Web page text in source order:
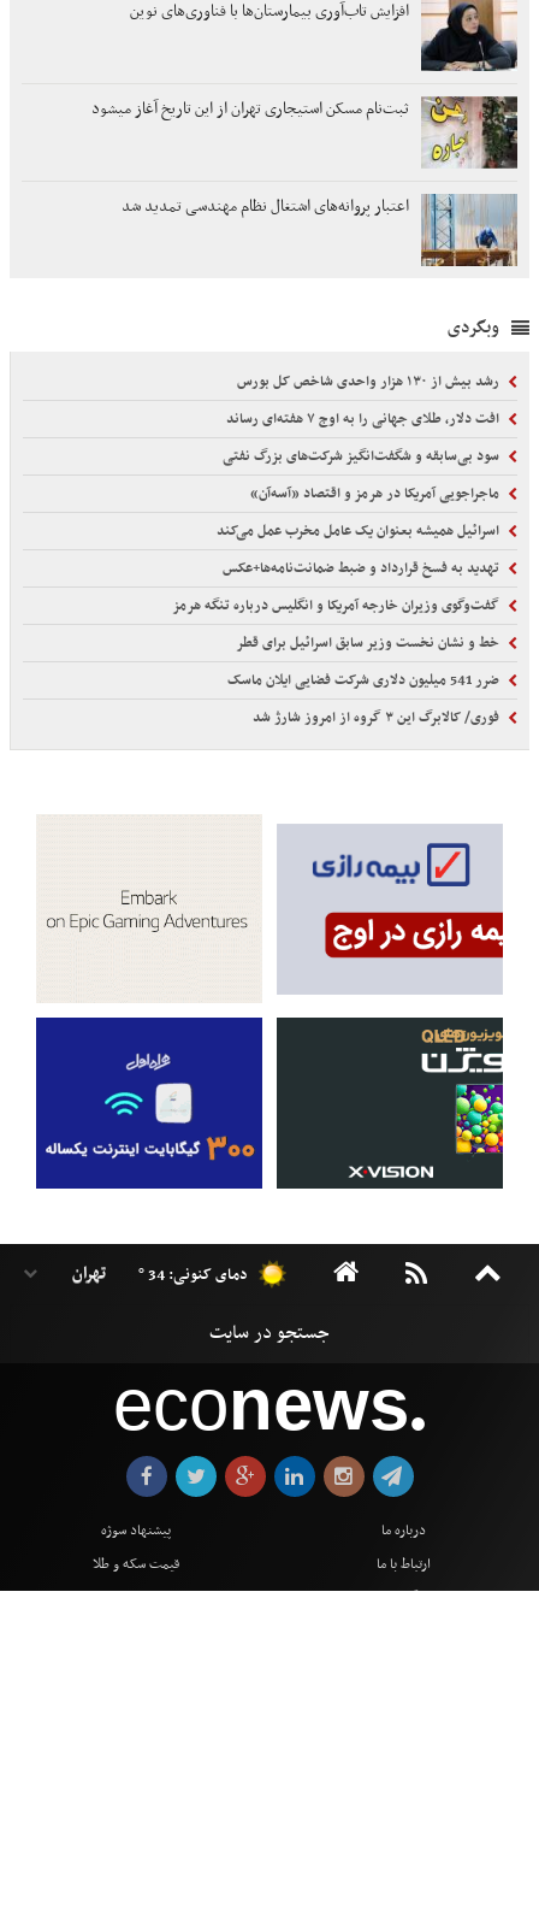
افزایش تاب‌آوری بیمارستان‌ها با فناوری‌های نوین
ثبت‌نام مسکن استیجاری تهران از این تاریخ آغاز میشود
اعتبار پروانه‌های اشتغال نظام مهندسی تمدید شد
وبگردی
رشد بیش از ۱۳۰ هزار واحدی شاخص کل بورس
افت دلار، طلای جهانی را به اوج ۷ هفته‌ای رساند
سود بی‌سابقه و شگفت‌انگیز شرکت‌های بزرگ نفتی
ماجراجویی آمریکا در هرمز و اقتصاد «آسه‌آن»
اسرائیل همیشه بعنوان یک عامل مخرب عمل می‌کند
تهدید به فسخ قرارداد و ضبط ضمانت‌نامه‌ها+عکس
گفت‌وگوی وزیران خارجه آمریکا و انگلیس درباره تنگه هرمز
خط و نشان نخست وزیر سابق اسرائیل برای قطر
ضرر 541 میلیون دلاری شرکت فضایی ایلان ماسک
فوری/ کالابرگ این ۳ گروه از امروز شارژ شد
دمای کنونی: 34 °
econews●
درباره ما
ارتباط با ما
آرشیو
پیشنهاد سوژه
قیمت سکه و طلا
نرخ ها و نمودارها